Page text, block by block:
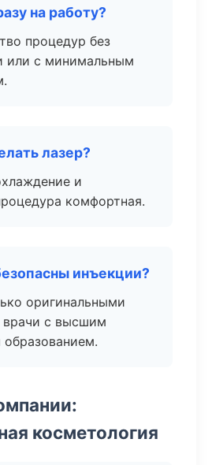
на работу?
процедур без
или с минимальным
лазер?
и
комфортная.
инъекции?
оригинальными
врачи с высшим
косметология